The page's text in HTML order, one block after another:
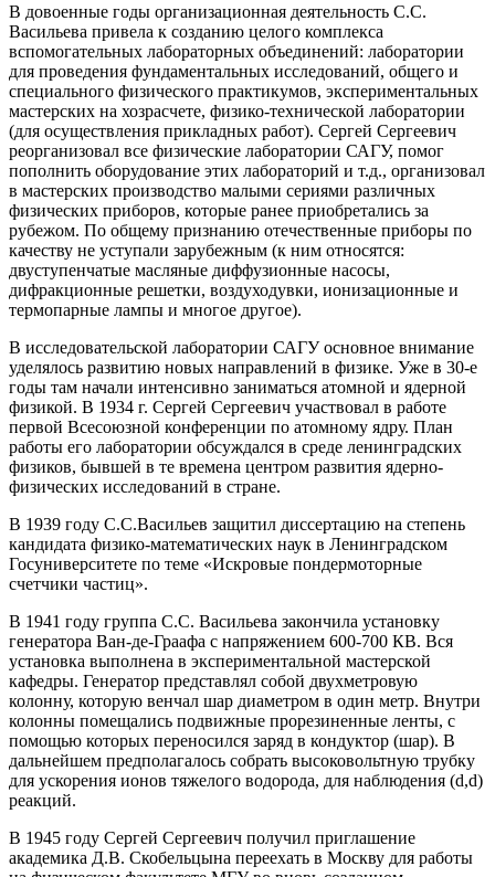
В довоенные годы организационная деятельность С.С.
Васильева привела к созданию целого комплекса
вспомогательных лабораторных объединений: лаборатории
для проведения фундаментальных исследований, общего и
специального физического практикумов, экспериментальных
мастерских на хозрасчете, физико-технической лаборатории
(для осуществления прикладных работ). Сергей Сергеевич
реорганизовал все физические лаборатории САГУ, помог
пополнить оборудование этих лабораторий и т.д., организовал
в мастерских производство малыми сериями различных
физических приборов, которые ранее приобретались за
рубежом. По общему признанию отечественные приборы по
качеству не уступали зарубежным (к ним относятся:
двуступенчатые масляные диффузионные насосы,
дифракционные решетки, воздуходувки, ионизационные и
термопарные лампы и многое другое).
В исследовательской лаборатории САГУ основное внимание
уделялось развитию новых направлений в физике. Уже в 30-е
годы там начали интенсивно заниматься атомной и ядерной
физикой. В 1934 г. Сергей Сергеевич участвовал в работе
первой Всесоюзной конференции по атомному ядру. План
работы его лаборатории обсуждался в среде ленинградских
физиков, бывшей в те времена центром развития ядерно-
физических исследований в стране.
В 1939 году С.С.Васильев защитил диссертацию на степень
кандидата физико-математических наук в Ленинградском
Госуниверситете по теме «Искровые пондермоторные
счетчики частиц».
В 1941 году группа С.С. Васильева закончила установку
генератора Ван-де-Граафа с напряжением 600-700 КВ. Вся
установка выполнена в экспериментальной мастерской
кафедры. Генератор представлял собой двухметровую
колонну, которую венчал шар диаметром в один метр. Внутри
колонны помещались подвижные прорезиненные ленты, с
помощью которых переносился заряд в кондуктор (шар). В
дальнейшем предполагалось собрать высоковольтную трубку
для ускорения ионов тяжелого водорода, для наблюдения (d,d)
реакций.
В 1945 году Сергей Сергеевич получил приглашение
академика Д.В. Скобельцына переехать в Москву для работы